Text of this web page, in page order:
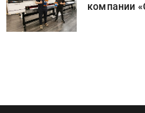
компании